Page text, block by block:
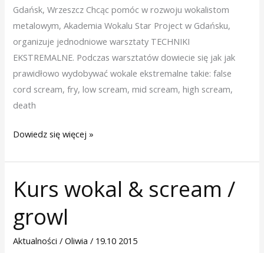
Gdańsk, Wrzeszcz Chcąc pomóc w rozwoju wokalistom
metalowym, Akademia Wokalu Star Project w Gdańsku,
organizuje jednodniowe warsztaty TECHNIKI
EKSTREMALNE. Podczas warsztatów dowiecie się jak jak
prawidłowo wydobywać wokale ekstremalne takie: false
cord scream, fry, low scream, mid scream, high scream,
death
Dowiedz się więcej »
Kurs wokal & scream /
growl
Aktualności /Oliwia/ 19.10 2015
Kurs
wokal
&
scream
/